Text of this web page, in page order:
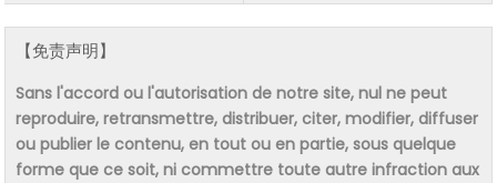
【免责声明】
Sans l'accord ou l'autorisation de notre site, nul ne peut
reproduire, retransmettre, distribuer, citer, modifier, diffuser
ou publier le contenu, en tout ou en partie, sous quelque
forme que ce soit, ni commettre toute autre infraction aux